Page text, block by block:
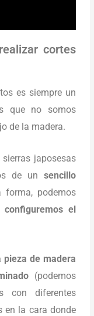
cortes
es siempre un
que no somos
de la madera.
japosesas
de un sencillo
forma, podemos
el
pieza de madera
(podemos
con diferentes
en la cara donde